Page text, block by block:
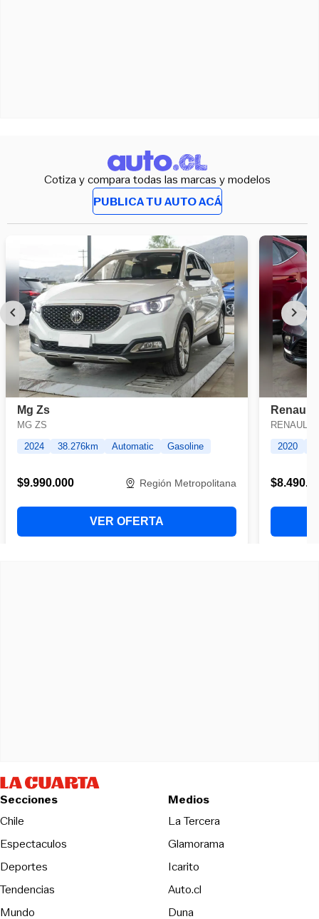
Cotiza y compara todas las marcas y modelos
PUBLICA TU AUTO ACÁ
Secciones
Chile
Espectaculos
Deportes
Tendencias
Mundo
Medios
La TerceraOpens in new
Glamorama
Icarito
Auto.cl
DunaOpens in new window